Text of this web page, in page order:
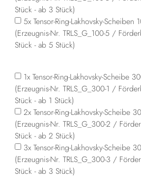
Stück - ab 3 Stück)
5x Tensor-Ring-Lakhovsky-Scheiben
(Erzeugnis-Nr. TRLS_G_100-5 /
Stück - ab 5 Stück)
1x Tensor-Ring-Lakhovsky-Scheibe
(Erzeugnis-Nr. TRLS_G_300-1 /
Stück - ab 1 Stück)
2x Tensor-Ring-Lakhovsky-Scheibe
(Erzeugnis-Nr. TRLS_G_300-2 /
Stück - ab 2 Stück)
3x Tensor-Ring-Lakhovsky-Scheibe
(Erzeugnis-Nr. TRLS_G_300-3 /
Stück - ab 3 Stück)